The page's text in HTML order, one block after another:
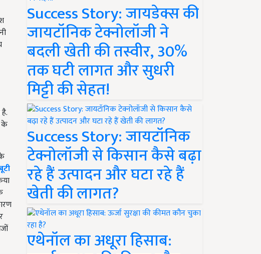
के
Success Story: जायडेक्स की
जायटॉनिक टेक्नोलॉजी ने
बदली खेती की तस्वीर, 30%
तक घटी लागत और सुधरी
मिट्टी की सेहत!
Success Story: जायटॉनिक
टेक्नोलॉजी से किसान कैसे बढ़ा
रहे हैं उत्पादन और घटा रहे हैं
खेती की लागत?
एथेनॉल का अधूरा हिसाब: